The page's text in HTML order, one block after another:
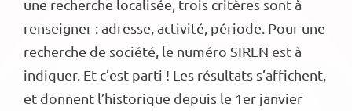
une recherche localisée, trois critères sont à
renseigner : adresse, activité, période. Pour une
recherche de société, le numéro SIREN est à
indiquer. Et c’est parti ! Les résultats s’affichent,
et donnent l’historique depuis le 1er janvier